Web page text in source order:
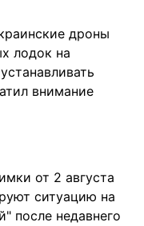
дроны
лодок на
внимание
от 2 августа
ситуацию на
после недавнего